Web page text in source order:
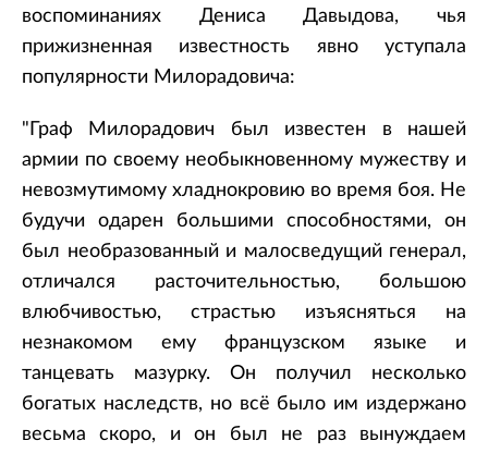
воспоминаниях Дениса Давыдова, чья
прижизненная известность явно уступала
популярности Милорадовича:
"Граф Милорадович был известен в нашей
армии по своему необыкновенному мужеству и
невозмутимому хладнокровию во время боя. Не
будучи одарен большими способностями, он
был необразованный и малосведущий генерал,
отличался расточительностью, большою
влюбчивостью, страстью изъясняться на
незнакомом ему французском языке и
танцевать мазурку. Он получил несколько
богатых наследств, но всё было им издержано
весьма скоро, и он был не раз вынуждаем